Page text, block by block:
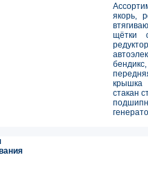
якорь,
щётки
крышка
стакан